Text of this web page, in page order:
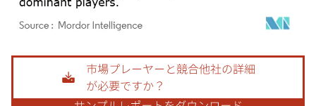
画像 © Mordor Intelligence。再利用にはCC BY 4.0の表示が必要です。